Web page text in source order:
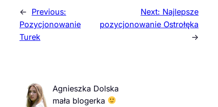
← Previous:
Pozycjonowanie
Turek
Next: Najlepsze
pozycjonowanie Ostrołęka
→
Agnieszka Dolska
mała blogerka